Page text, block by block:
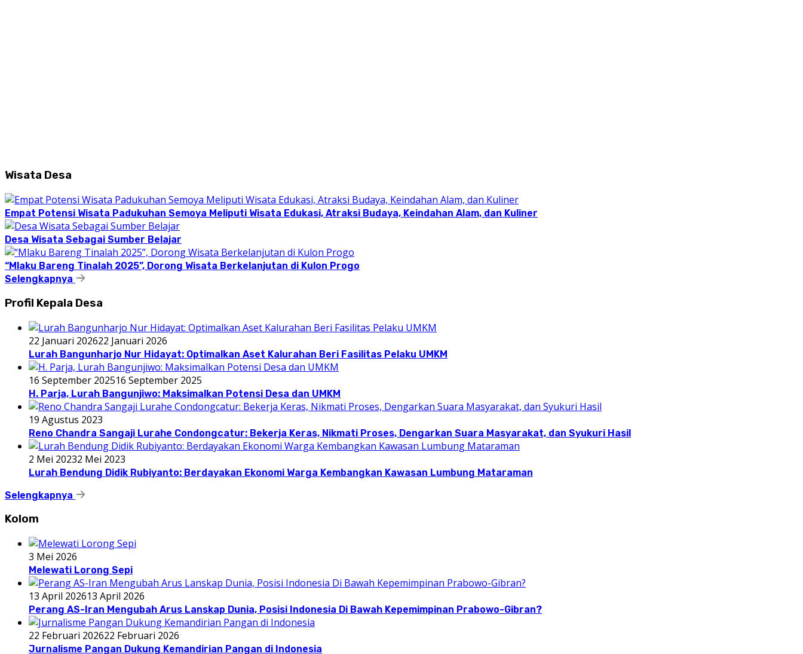
Wisata Desa
Empat Potensi Wisata Padukuhan Semoya Meliputi Wisata Edukasi, Atraksi Budaya, Keindahan Alam, dan Kuliner
Desa Wisata Sebagai Sumber Belajar
“Mlaku Bareng Tinalah 2025”, Dorong Wisata Berkelanjutan di Kulon Progo
Selengkapnya
Profil Kepala Desa
22 Januari 202622 Januari 2026
Lurah Bangunharjo Nur Hidayat: Optimalkan Aset Kalurahan Beri Fasilitas Pelaku UMKM
16 September 202516 September 2025
H. Parja, Lurah Bangunjiwo: Maksimalkan Potensi Desa dan UMKM
19 Agustus 2023
Reno Chandra Sangaji Lurahe Condongcatur: Bekerja Keras, Nikmati Proses, Dengarkan Suara Masyarakat, dan Syukuri Hasil
2 Mei 20232 Mei 2023
Lurah Bendung Didik Rubiyanto: Berdayakan Ekonomi Warga Kembangkan Kawasan Lumbung Mataraman
Selengkapnya
Kolom
3 Mei 2026
Melewati Lorong Sepi
13 April 202613 April 2026
Perang AS-Iran Mengubah Arus Lanskap Dunia, Posisi Indonesia Di Bawah Kepemimpinan Prabowo-Gibran?
22 Februari 202622 Februari 2026
Jurnalisme Pangan Dukung Kemandirian Pangan di Indonesia